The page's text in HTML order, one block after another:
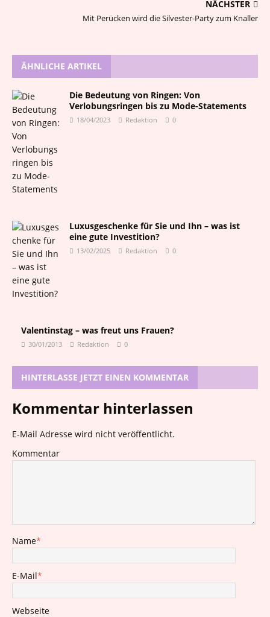
NÄCHSTER
Mit Perücken wird die Silvester-Party zum Knaller
ÄHNLICHE ARTIKEL
Die Bedeutung von Ringen: Von
Verlobungsringen bis zu Mode-Statements
18/04/2023 Redaktion 0
Luxusgeschenke für Sie und Ihn – was ist
eine gute Investition?
13/02/2025 Redaktion 0
Valentinstag – was freut uns Frauen?
30/01/2013 Redaktion 0
HINTERLASSE JETZT EINEN KOMMENTAR
Kommentar hinterlassen
E-Mail Adresse wird nicht veröffentlicht.
Kommentar
Name*
E-Mail*
Webseite